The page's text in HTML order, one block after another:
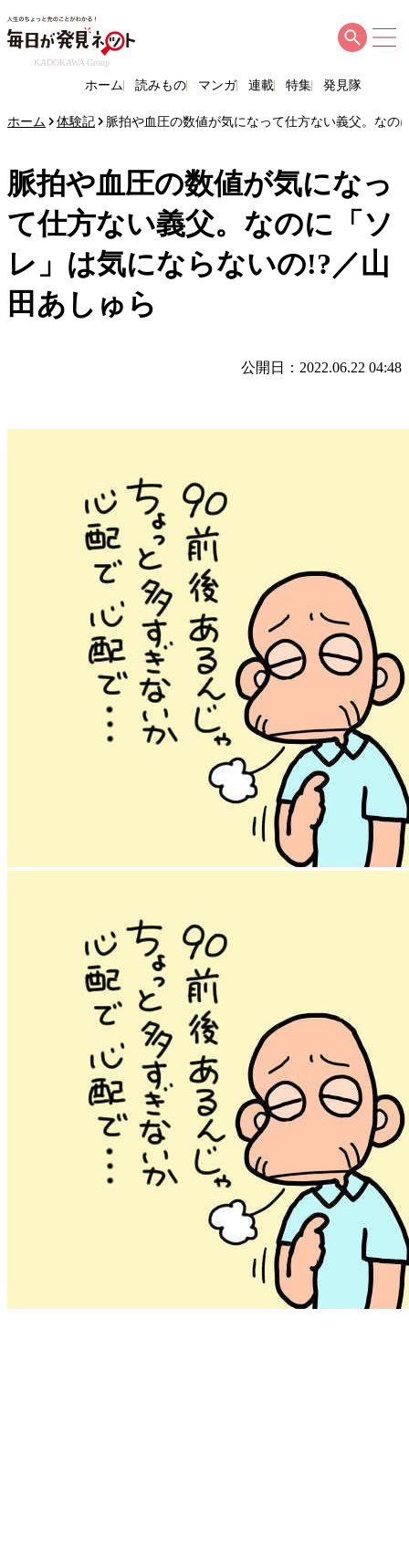
KADOKAWA Group
ホーム 読みもの マンガ 連載 特集 発見隊
ホーム 体験記 脈拍や血圧の数値が気になって仕方ない義父。なの
脈拍や血圧の数値が気になっ
て仕方ない義父。なのに「ソ
レ」は気にならないの!?／山
田あしゅら
公開日：2022.06.22 04:48